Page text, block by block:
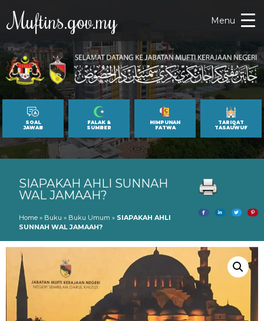
Muftins.gov.my Menu
SOAL
JAWAB
FALAK &
SUMBER
HIMPUNAN
FATWA
TARIQAT
TASAUWUF
SIAPAKAH AHLI SUNNAH
WAL JAMAAH?
Home » Buku » Buku Umum » SIAPAKAH AHLI
SUNNAH WAL JAMAAH?